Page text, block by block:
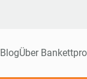
BlogÜber